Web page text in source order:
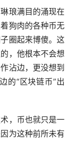
琅满目的涌现在
狗肉的各种币无
圈起来博傻。这
，他根本不会想
沾边，更没想到
的“区块链币”出
，币也就只是一
为这种前所未有